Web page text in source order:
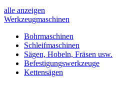
alle anzeigen
Werkzeugmaschinen
Bohrmaschinen
Schleifmaschinen
Sägen, Hobeln, Fräsen usw.
Befestigungswerkzeuge
Kettensägen